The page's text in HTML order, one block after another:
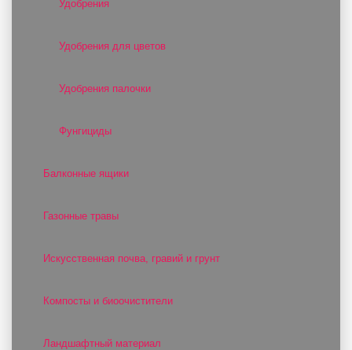
Удобрения
Удобрения для цветов
Удобрения палочки
Фунгициды
Балконные ящики
Газонные травы
Искусственная почва, гравий и грунт
Компосты и биоочистители
Ландшафтный материал